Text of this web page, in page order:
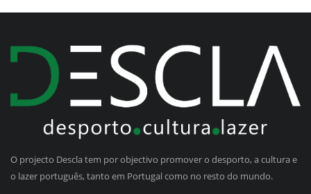
O projecto Descla tem por objectivo promover o desporto, a cultura e
o lazer português, tanto em Portugal como no resto do mundo.